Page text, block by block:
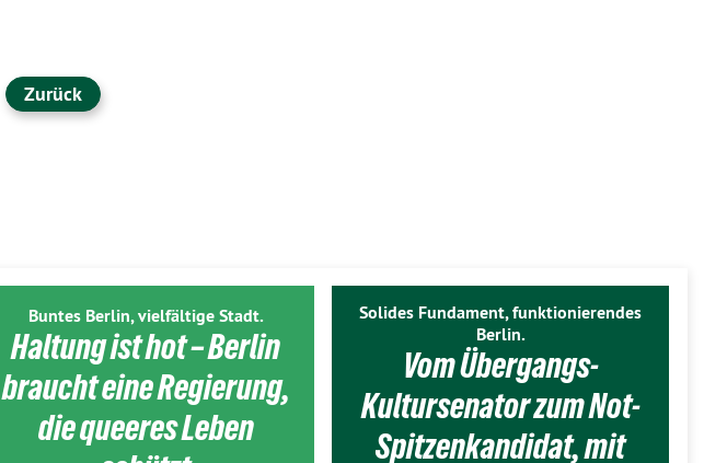
Zurück
Buntes Berlin, vielfältige Stadt.
Haltung ist hot – Berlin
braucht eine Regierung,
die queeres Leben
Solides Fundament, funktionierendes
Berlin.
Vom Übergangs-
Kultursenator zum Not-
Spitzenkandidat, mit